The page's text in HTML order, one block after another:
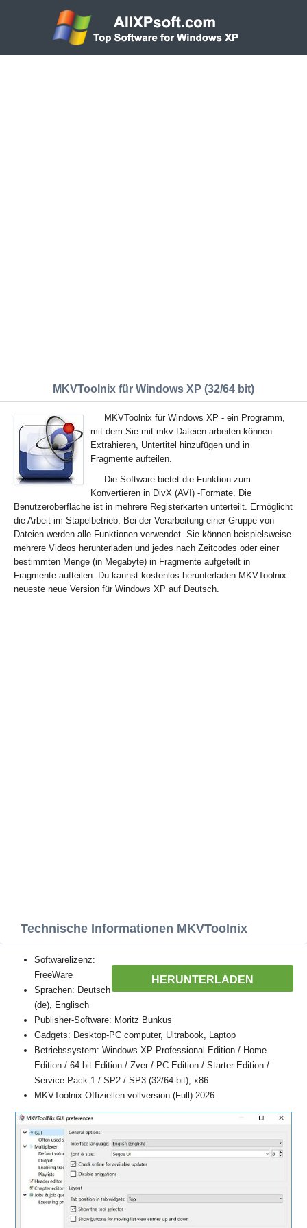
MKVToolnix für Windows XP (32/64 bit)
MKVToolnix für Windows XP - ein Programm,
mit dem Sie mit mkv-Dateien arbeiten können.
Extrahieren, Untertitel hinzufügen und in
Fragmente aufteilen.
Die Software bietet die Funktion zum
Konvertieren in DivX (AVI) -Formate. Die
Benutzeroberfläche ist in mehrere Registerkarten unterteilt. Ermöglicht
die Arbeit im Stapelbetrieb. Bei der Verarbeitung einer Gruppe von
Dateien werden alle Funktionen verwendet. Sie können beispielsweise
mehrere Videos herunterladen und jedes nach Zeitcodes oder einer
bestimmten Menge (in Megabyte) in Fragmente aufgeteilt in
Fragmente aufteilen. Du kannst kostenlos herunterladen MKVToolnix
neueste neue Version für Windows XP auf Deutsch.
Technische Informationen MKVToolnix
HERUNTERLADEN
Softwarelizenz:
FreeWare
Sprachen: Deutsch
(de), Englisch
Publisher-Software: Moritz Bunkus
Gadgets: Desktop-PC computer, Ultrabook, Laptop
Betriebssystem: Windows XP Professional Edition / Home
Edition / 64-bit Edition / Zver / PC Edition / Starter Edition /
Service Pack 1 / SP2 / SP3 (32/64 bit), x86
MKVToolnix Offiziellen vollversion (Full) 2026